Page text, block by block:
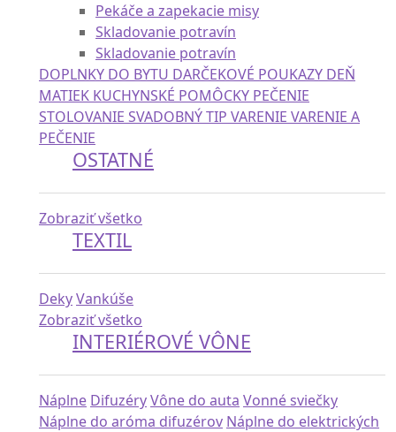
Kuchynské misy
Náčinie
Pekáče a zapekacie misy
Skladovanie potravín
Skladovanie potravín
DOPLNKY DO BYTUDARČEKOVÉ POUKAZYDEŇ
MATIEKKUCHYNSKÉ POMÔCKY
STOLOVANIESVADOBNÝ TIP
OSTATNÉ
TEXTIL
Vankúše
INTERIÉROVÉ VÔNE